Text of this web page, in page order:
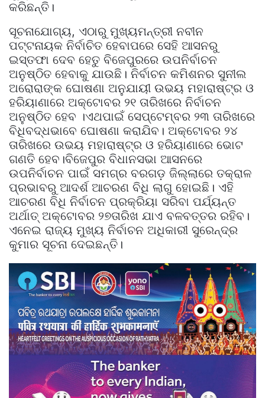
କରିଛନ୍ତି।
ସୂଚନାଯୋଗ୍ୟ, ଏଠାରୁ ମୁଖ୍ୟମନ୍ତ୍ରୀ ନବୀନ
ପଟ୍ଟନାୟକ ନିର୍ବାଚିତ ହେବାପରେ ସେହି ଆସନରୁ
ଇସ୍ତଫା ଦେବ ହେତୁ ବିଜେପୁରରେ ଉପନିର୍ବାଚନ
ଅନୁଷ୍ଠିତ ହେବାକୁ ଯାଉଛି। ନିର୍ବାଚନ କମିଶନର ସୁନୀଲ
ଅରୋରାଙ୍କ ଘୋଷଣା ଅନୁଯାୟୀ ଉଭୟ ମହାରାଷ୍ଟ୍ର ଓ
ହରିୟାଣାରେ ଅକ୍ଟୋବର ୨୧ ତାରିଖରେ ନିର୍ବାଚନ
ଅନୁଷ୍ଠିତ ହେବ ।ଏଥପାଇଁ ସେପ୍ଟେମ୍ବର ୨୩ ତାରିଖରେ
ବିଧିବଦ୍ଧଭାବେ ଘୋଷଣା କରାଯିବ। ଅକ୍ଟୋବର ୨୪
ତାରିଖରେ ଉଭୟ ମହାରାଷ୍ଟ୍ର ଓ ହରିୟାଣାରେ ଭୋଟ
ଗଣତି ହେବ।ବିଜେପୁର ବିଧାନସଭା ଆସନରେ
ଉପନିର୍ବାଚନ ପାଇଁ ସମଗ୍ର ବରଗଡ଼ ଜିଲ୍ଲାରେ ତକ୍ରାଳ
ପ୍ରଭାବରୁ ଆଦର୍ଶ ଆଚରଣ ବିଧି ଲାଗୁ ହୋଇଛି। ଏହି
ଆଚରଣ ବିଧି ନିର୍ବାଚନ ପ୍ରକ୍ରିୟା ସରିବା ପର୍ଯ୍ୟନ୍ତ
ଅର୍ଥାତ୍ ଅକ୍ଟୋବର ୨୭ତାରିଖ ଯାଏ ବଳବତ୍ତର ରହିବ।
ଏନେଇ ରାଜ୍ୟ ମୁଖ୍ୟ ନିର୍ବାଚନ ଅଧିକାରୀ ସୁରେନ୍ଦ୍ର
କୁମାର ସୂଚନା ଦେଇଛନ୍ତି।